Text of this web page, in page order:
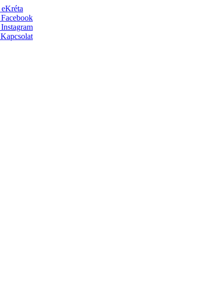
eKréta
Facebook
Instagram
Kapcsolat